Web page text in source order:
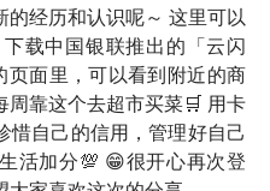
消费，还不上信用卡，最
一直对信用卡秉持着谨慎
，他并不是一个日常消费
他还要办那么多张信用卡
的经历和认识呢～ 这里可以
载中国银联推出的「云闪
页面里，可以看到附近的商
周靠这个去超市买菜🛒 用卡
惜自己的信用，管理好自己
活加分💯 😁很开心再次登